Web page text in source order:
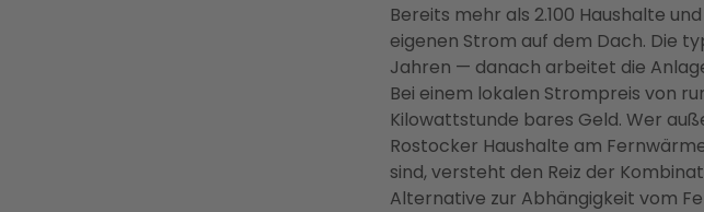
Bereits mehr als 2.100 Haushalte
eigenen Strom auf dem Dach. Die
Jahren — danach arbeitet die
Bei einem lokalen Strompreis von
Kilowattstunde bares Geld. Wer
Rostocker Haushalte am
sind, versteht den Reiz der
Alternative zur Abhängigkeit vom